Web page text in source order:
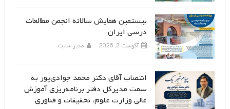
بیستمین همایش سالانه انجمن مطالعات
درسی ایران
آگوست 2, 2026 مدیر سایت
انتصاب آقای دکتر محمد جوادی‌پور به
سمت مدیرکل دفتر برنامه‌ریزی آموزش
عالی وزارت علوم، تحقیقات و فناوری